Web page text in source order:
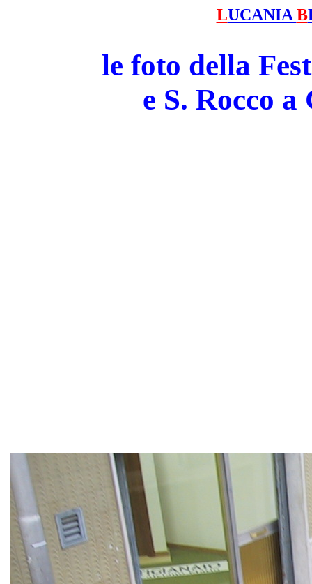
LUCANIA B
le foto della
e S. Rocco